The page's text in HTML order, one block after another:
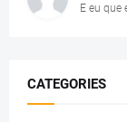
E eu que
CATEGORIES